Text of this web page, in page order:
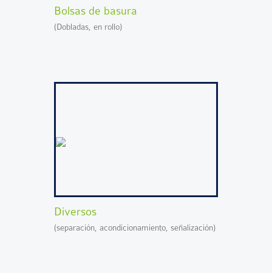
Bolsas de basura
(Dobladas, en rollo)
Diversos
(separación, acondicionamiento, señalización)